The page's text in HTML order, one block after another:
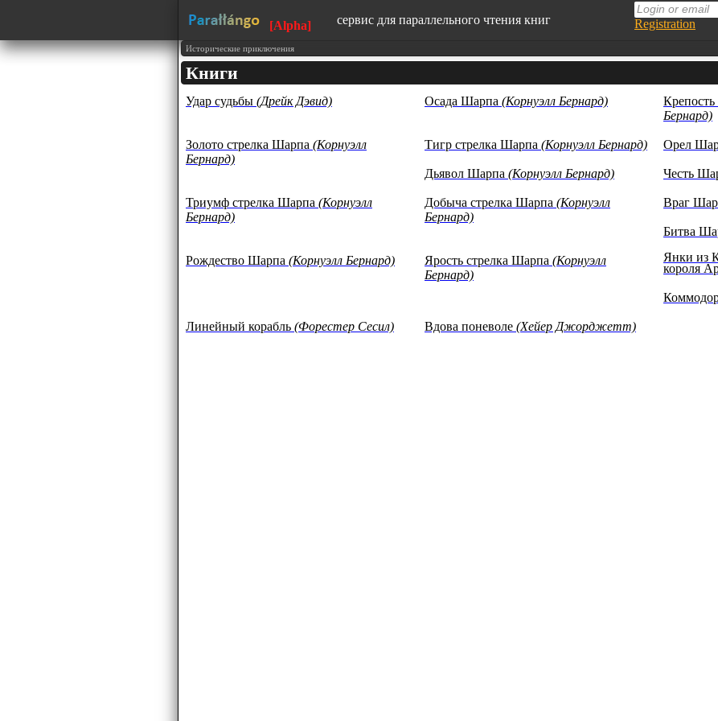
[Alpha] сервис для параллельного чтения книг
1500 книг в нашей базе на данный момент
образовательной целью (изучение иностранных
языков)
Registration
Исторические приключения
Книги
Удар судьбы (Дрейк Дэвид) Осада Шарпа (Корнуэлл Бернард)
Бернард)
Золото стрелка Шарпа (Корнуэлл
Бернард)
Тигр стрелка Шарпа (Корнуэлл Бернард) Орел
Дьявол Шарпа (Корнуэлл Бернард) Честь
Триумф стрелка Шарпа (Корнуэлл
Бернард)
Добыча стрелка Шарпа (Корнуэлл
Бернард)
Враг
Битва
Рождество Шарпа (Корнуэлл Бернард) Ярость стрелка Шарпа (Корнуэлл
Бернард)
Янки из
короля
Линейный корабль (Форестер Сесил) Вдова поневоле (Хейер Джорджетт)